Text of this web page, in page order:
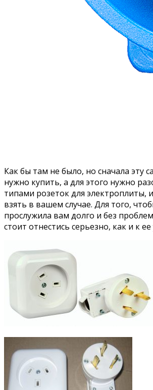
Как бы там не было, но сначала эту
нужно купить, а для этого нужно
типами розеток для электроплиты,
взять в вашем случае. Для того,
прослужила вам долго и без
стоит отнестись серьезно, как и к ее